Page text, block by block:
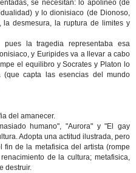
se necesitan: lo apolineo (de
y lo dionisiaco (de Dionoso,
desmesura, la ruptura de limites y
pues la tragedia representaba esa
y Euripides va a llevar a cabo
el equilibro y Socrates y Platon lo
(que capta las esencias del mundo
del amanecer.
humano", "Aurora" y "El gay
Adopta una actitud ilustrada, pero
de la metafisica del artista (rompe
de la cultura; metafisica,
destruir.